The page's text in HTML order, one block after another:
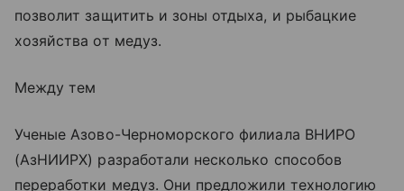
позволит защитить и зоны отдыха, и рыбацкие
хозяйства от медуз.
Между тем
Ученые Азово-Черноморского филиала ВНИРО
(АзНИИРХ) разработали несколько способов
переработки медуз. Они предложили технологию